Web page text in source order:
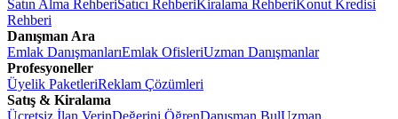
Satın Alma RehberiSatıcı RehberiKiralama RehberiKonut Kredisi
Rehberi
Danışman Ara
Emlak DanışmanlarıEmlak OfisleriUzman Danışmanlar
Profesyoneller
Üyelik PaketleriReklam Çözümleri
Satış & Kiralama
Ücretsiz İlan VerinDeğerini ÖğrenDanışman BulUzman